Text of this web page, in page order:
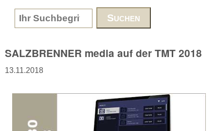
www.DieReferenz.de
Search form
SALZBRENNER media auf der TMT 2018
13.11.2018